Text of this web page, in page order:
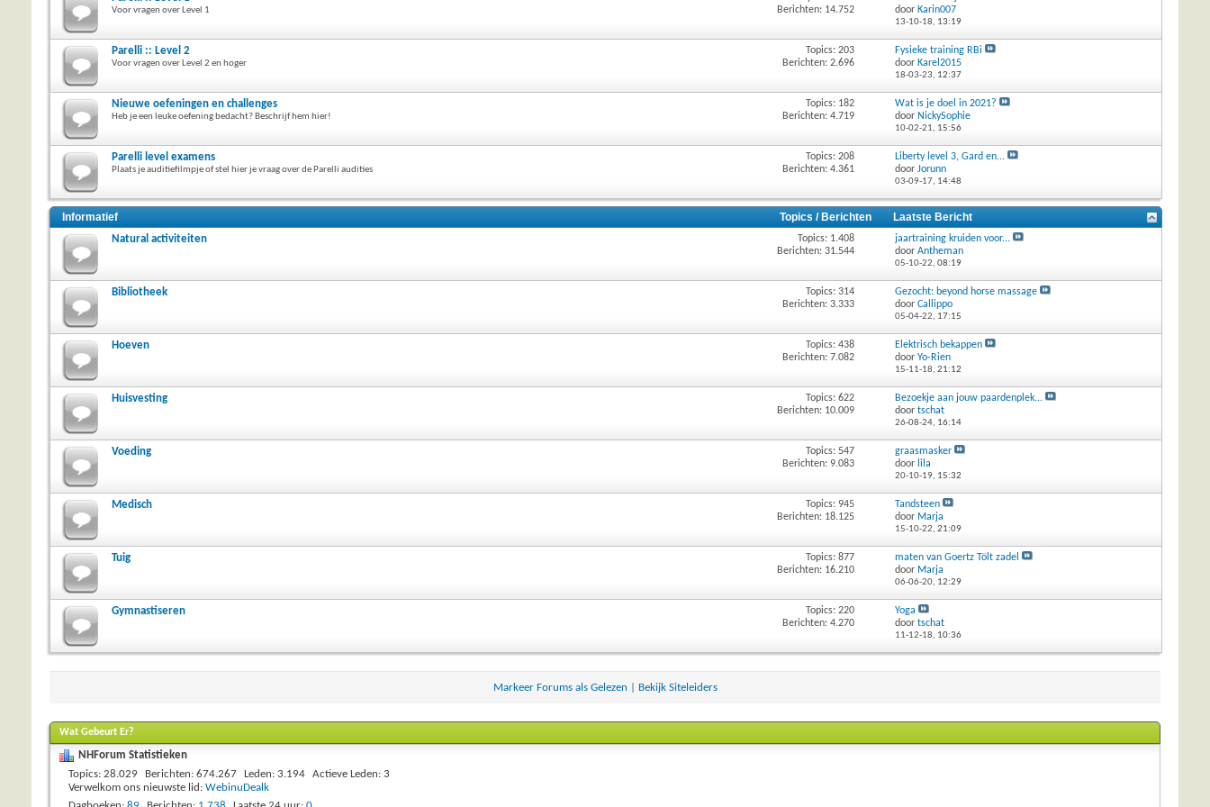
Voor vragen over Level 1
Berichten: 14.752
door Karin007
13-10-18, 13:19
Parelli :: Level 2
Voor vragen over Level 2 en hoger
Topics: 203
Berichten: 2.696
Fysieke training RBi
door Karel2015
18-03-23, 12:37
Nieuwe oefeningen en challenges
Heb je een leuke oefening bedacht? Beschrijf hem hier!
Topics: 182
Berichten: 4.719
Wat is je doel in 2021?
door NickySophie
10-02-21, 15:56
Parelli level examens
Plaats je auditiefilmpje of stel hier je vraag over de Parelli audities
Topics: 208
Berichten: 4.361
Liberty level 3, Gard en...
door Jorunn
03-09-17, 14:48
Informatief Topics / Berichten Laatste Bericht
Natural activiteiten
Topics: 1.408
Berichten: 31.544
jaartraining kruiden voor...
door Antheman
05-10-22, 08:19
Bibliotheek
Topics: 314
Berichten: 3.333
Gezocht: beyond horse massage
door Callippo
05-04-22, 17:15
Hoeven
Topics: 438
Berichten: 7.082
Elektrisch bekappen
door Yo-Rien
15-11-18, 21:12
Huisvesting
Topics: 622
Berichten: 10.009
Bezoekje aan jouw paardenplek...
door tschat
26-08-24, 16:14
Voeding
Topics: 547
Berichten: 9.083
graasmasker
door lila
20-10-19, 15:32
Medisch
Topics: 945
Berichten: 18.125
Tandsteen
door Marja
15-10-22, 21:09
Tuig
Topics: 877
Berichten: 16.210
maten van Goertz Tölt zadel
door Marja
06-06-20, 12:29
Gymnastiseren
Topics: 220
Berichten: 4.270
Yoga
door tschat
11-12-18, 10:36
Markeer Forums als Gelezen Bekijk Siteleiders
Wat Gebeurt Er?
NHForum Statistieken
Topics 28.029 Berichten 674.267 Leden 3.194 Actieve Leden 3
Verwelkom ons nieuwste lid: WebinuDealk